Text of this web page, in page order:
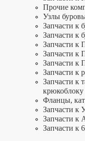
Прочие
Узлы
Запчасти к
Запчасти к
Запчасти
Запчасти к
Запчасти к
Запчасти к
Запчасти к
крюкоблоку
Фланцы,
Запчасти к
Запчасти к
Запчасти